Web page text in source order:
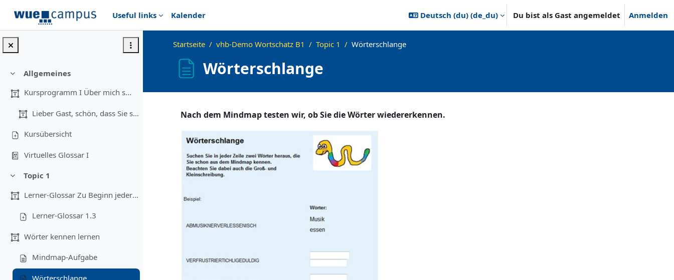
Useful links
Kalender Deutsch (du) ‎(de_du)‎ Du bist als Gast angemeldet Anmelden
Einklappen
Allgemeines
Kursprogramm I Über mich s...
Lieber Gast, schön, dass Sie sich für uns...
Kursübersicht
Virtuelles Glossar I
Einklappen
Topic 1
Lerner-Glossar Zu Beginn jeder Einheit gi...
Lerner-Glossar 1.3
Wörter kennen lernen
Mindmap-Aufgabe
Wörterschlange
Startseite vhb-Demo Wortschatz B1 Topic 1 Wörterschlange
Wörterschlange
Nach dem Mindmap testen wir, ob Sie die Wörter wiedererkennen.